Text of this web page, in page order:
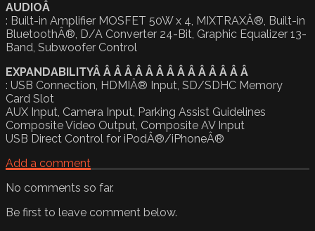
AUDIOÂ
: Built-in Amplifier MOSFET 50W x 4, MIXTRAXÂ®, Built-in
BluetoothÂ®, D/A Converter 24-Bit, Graphic Equalizer 13-
Band, Subwoofer Control
EXPANDABILITYÂ Â Â Â Â Â Â Â Â Â Â Â Â Â Â
: USB Connection, HDMIÂ® Input, SD/SDHC Memory
Card Slot
AUX Input, Camera Input, Parking Assist Guidelines
Composite Video Output, Composite AV Input
USB Direct Control for iPodÂ®/iPhoneÂ®
Add a comment
No comments so far.
Be first to leave comment below.